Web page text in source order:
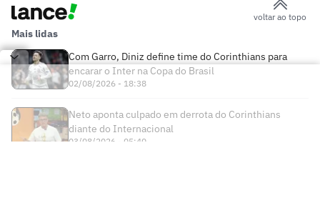
voltar ao topo
Mais lidas
Com Garro, Diniz define time do Corinthians para
encarar o Inter na Copa do Brasil
02/08/2026 - 18:38
Neto aponta culpado em derrota do Corinthians
diante do Internacional
03/08/2026 - 05:40